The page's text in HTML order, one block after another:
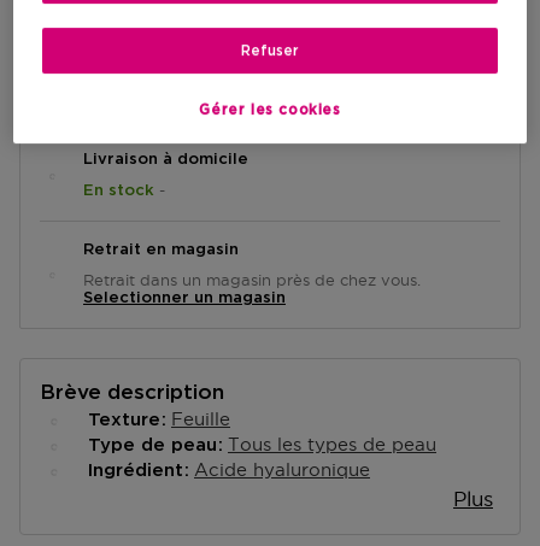
Livraison à domicile
En stock -
Retrait en magasin
Retrait dans un magasin près de chez vous.
Selectionner un magasin
Brève description
Texture Feuille
Type de peau Tous les types de peau
Ingrédient Acide hyaluronique
Plus
Gérer les cookies
Refuser